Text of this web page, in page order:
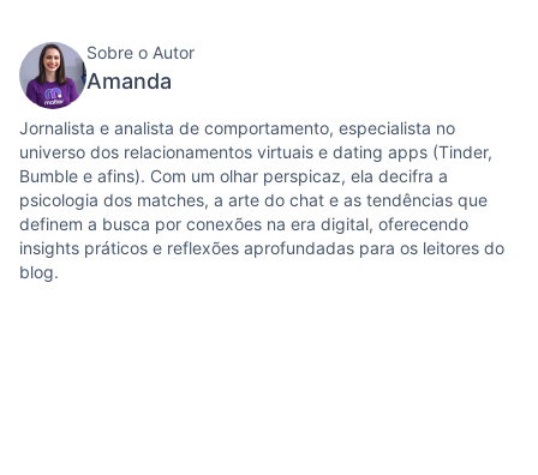
Sobre o Autor
Amanda
Jornalista e analista de comportamento, especialista no
universo dos relacionamentos virtuais e dating apps (Tinder,
Bumble e afins). Com um olhar perspicaz, ela decifra a
psicologia dos matches, a arte do chat e as tendências que
definem a busca por conexões na era digital, oferecendo
insights práticos e reflexões aprofundadas para os leitores do
blog.